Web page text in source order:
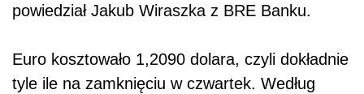
powiedział Jakub Wiraszka z BRE Banku.
Euro kosztowało 1,2090 dolara, czyli dokładnie
tyle ile na zamknięciu w czwartek. Według